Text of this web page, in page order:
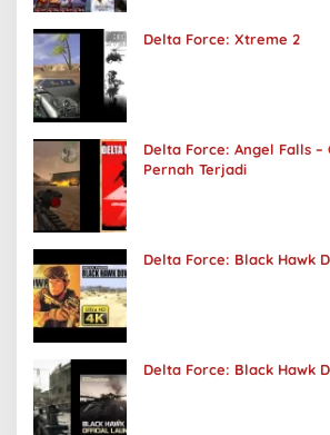
Delta Force: Xtreme 2
Delta Force: Angel Falls
Pernah Terjadi
Delta Force: Black Hawk
Delta Force: Black Hawk